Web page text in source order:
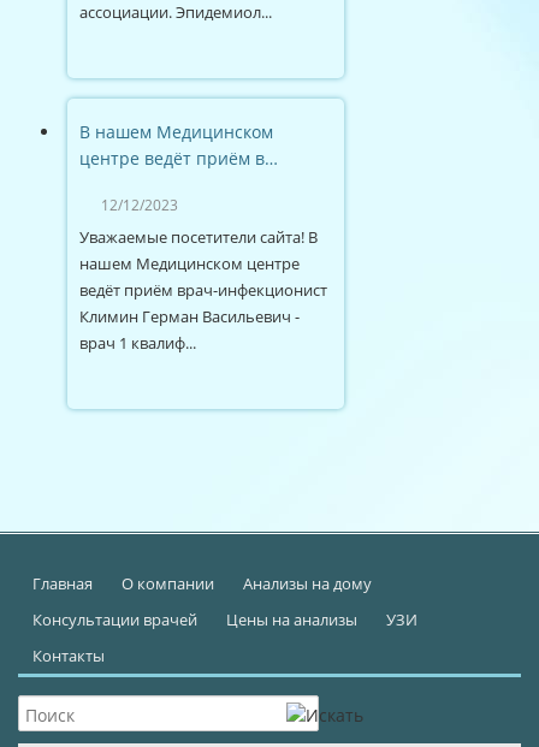
ассоциации. Эпидемиол...
В нашем Медицинском
центре ведёт приём в…
12/12/2023
Уважаемые посетители сайта! В
нашем Медицинском центре
ведёт приём врач-инфекционист
Климин Герман Васильевич -
врач 1 квалиф...
Главная О компании
Анализы на дому
Консультации врачей
Цены на анализы
УЗИ
Контакты